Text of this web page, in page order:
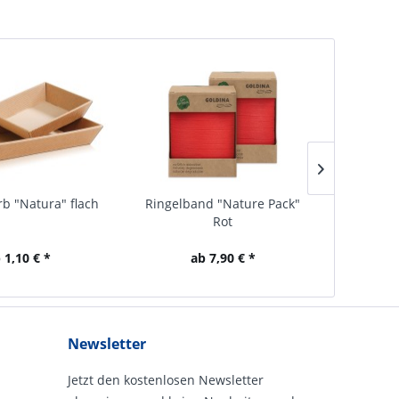
"Natura" flach
1,10 € *
Ringelband "Nature Pack"
Rot
ab 7,90 € *
Newsletter
Jetzt den kostenlosen Newsletter